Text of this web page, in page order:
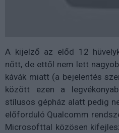
A kijelző az előd 12
nőtt, de ettől nem lett
kávák miatt (a bejelentés
között ezen a
stílusos gépház alatt pedig
előforduló Qualcomm
Microsofttal közösen